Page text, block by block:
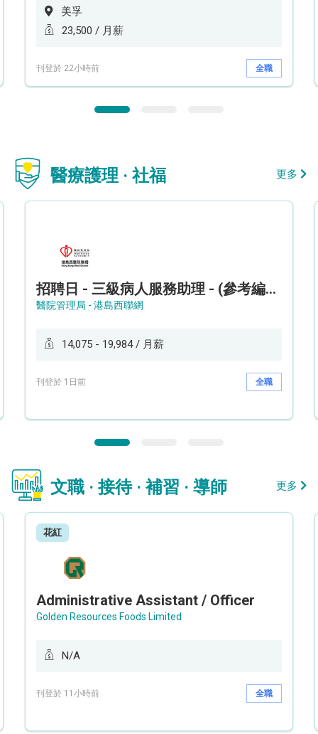
美孚
23,500 / 月薪
刊登於 22小時前 全職
醫療護理 · 社福 更多
招聘日 - 三級病人服務助理 - (參考編號: HKWCS260107)
醫院管理局 - 港島西聯網
14,075 - 19,984 / 月薪
刊登於 1日前 全職
文職 · 接待 · 補習 · 導師 更多
花紅
Administrative Assistant / Officer
Golden Resources Foods Limited
N/A
刊登於 11小時前 全職